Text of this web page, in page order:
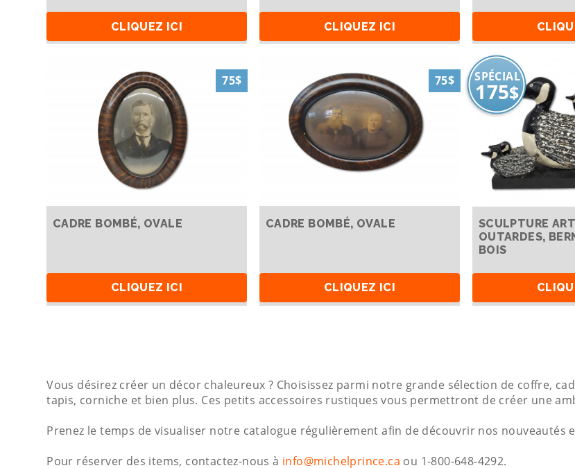
CLIQUEZ ICI CLIQUEZ ICI
75$
CADRE BOMBÉ, OVALE
CLIQUEZ ICI
75$
CADRE BOMBÉ, OVALE
CLIQUEZ ICI
SPÉCIAL
175$
SCULPTURE
OUTARDES,
BOIS
Vous désirez créer un décor chaleureux ? Choisissez parmi notre grande sélection de coffre,
tapis, corniche et bien plus. Ces petits accessoires rustiques vous permettront de créer une
Prenez le temps de visualiser notre catalogue régulièrement afin de découvrir nos nouveautés
Pour réserver des items, contactez-nous à info@michelprince.ca ou 1-800-648-4292.